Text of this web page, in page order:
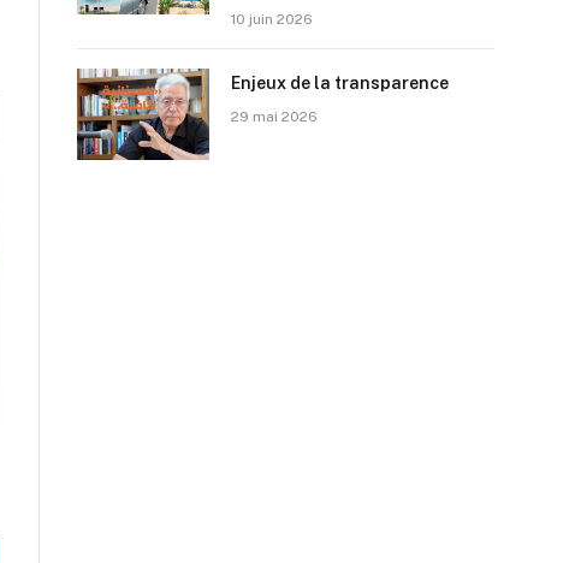
10 juin 2026
Enjeux de la transparence
29 mai 2026